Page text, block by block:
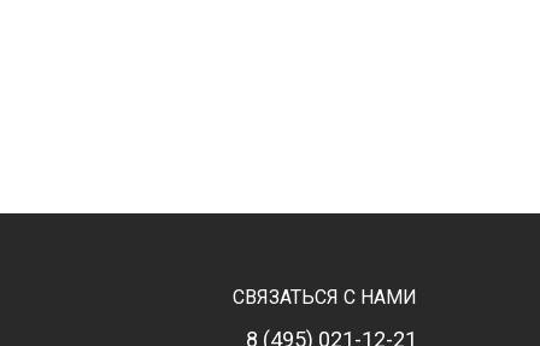
СВЯЗАТЬСЯ С НАМИ
8 (495) 021-12-21